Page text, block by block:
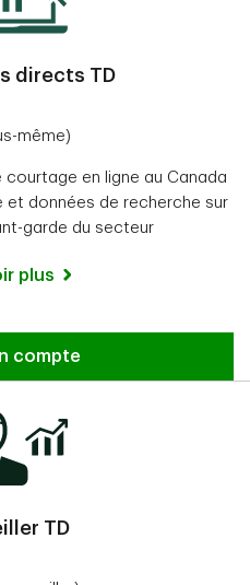
directs TD
même)
courtage en ligne au Canada
et données de recherche sur
garde du secteur
plus
compte
TD